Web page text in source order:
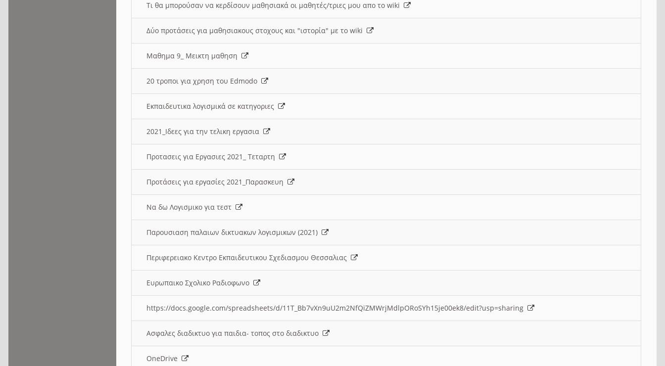
Τι θα μπορούσαν να κερδίσουν μαθησιακά οι μαθητές/τριες μου απο το wiki
Δύο προτάσεις για μαθησιακους στοχους και "ιστορία" με το wiki
Μαθημα 9_ Μεικτη μαθηση
20 τροποι για χρηση του Edmodo
Εκπαιδευτικα λογισμικά σε κατηγοριες
2021_Ιδεες για την τελικη εργασια
Προτασεις για Εργασιες 2021_ Τεταρτη
Προτάσεις για εργασίες 2021_Παρασκευη
Να δω Λογισμικο για τεστ
Παρουσιαση παλαιων δικτυακων λογισμικων (2021)
Περιφερειακο Κεντρο Εκπαιδευτικου Σχεδιασμου Θεσσαλιας
Ευρωπαικο Σχολικο Ραδιοφωνο
https://docs.google.com/spreadsheets/d/11T_Bb7vXn9uU2m2NfQiZMWrjMdlpORoSYh15je00ek8/edit?usp=sharing
Ασφαλες διαδικτυο για παιδια- τοπος στο διαδικτυο
OneDrive